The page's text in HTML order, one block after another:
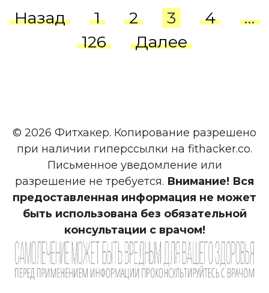
Пагинация
Назад 1 2 3 4
…
126
Далее
© 2026 Фитхакер. Копирование разрешено
при наличии гиперссылки на fithacker.co.
Письменное уведомление или
разрешение не требуется. Внимание! Вся
предоставленная информация не может
быть использована без обязательной
консультации с врачом!